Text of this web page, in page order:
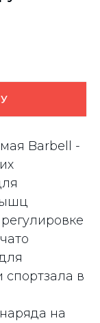
Barbell -
спортзала в
на